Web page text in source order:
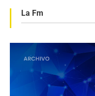
La Fm